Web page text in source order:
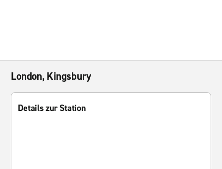
London, Kingsbury
Details zur Station